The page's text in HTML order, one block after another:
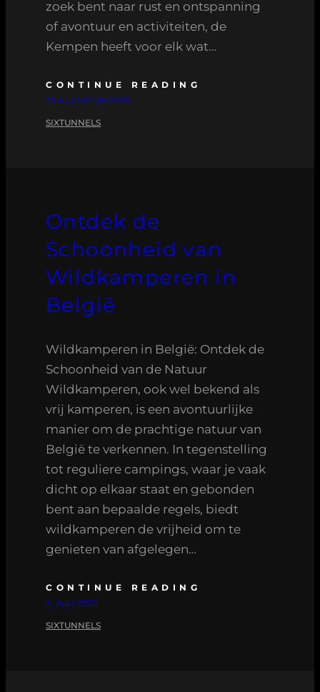
zoek bent naar rust en ontspanning
of avontuur en activiteiten, de
Kempen heeft voor elk wat…
CONTINUE READING
25 AUGUSTUS 2025
SIXTUNNELS
Ontdek de
Schoonheid van
Wildkamperen in
België
Wildkamperen in België: Ontdek de
Schoonheid van de Natuur
Wildkamperen, ook wel bekend als
vrij kamperen, is een avontuurlijke
manier om de prachtige natuur van
België te verkennen. In tegenstelling
tot reguliere campings, waar je vaak
dicht op elkaar staat en gebonden
bent aan bepaalde regels, biedt
wildkamperen de vrijheid om te
genieten van afgelegen…
CONTINUE READING
31 JULI 2025
SIXTUNNELS